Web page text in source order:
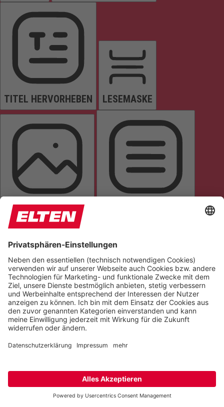
TITEL HERVORHEBEN LESEMASKE
BILDER AUSBLENDEN
SEITE VORLESEN TÖNE STUMMSCHALTEN